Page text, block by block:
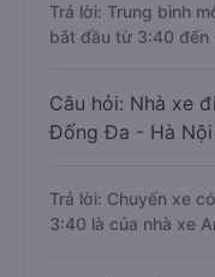
Trả lời: Trung bình
bắt đầu từ 3:40 đến
Câu hỏi: Nhà xe
Đống Đa - Hà Nội
Trả lời: Chuyến xe
3:40 là của nhà xe